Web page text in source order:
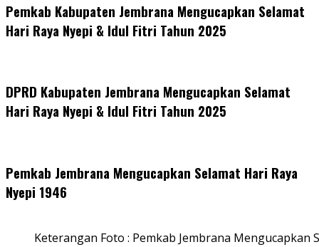
Pemkab Kabupaten Jembrana Mengucapkan Selamat
Hari Raya Nyepi & Idul Fitri Tahun 2025
DPRD Kabupaten Jembrana Mengucapkan Selamat
Hari Raya Nyepi & Idul Fitri Tahun 2025
Pemkab Jembrana Mengucapkan Selamat Hari Raya
Nyepi 1946
Keterangan Foto : Pemkab Jembrana Mengucapkan